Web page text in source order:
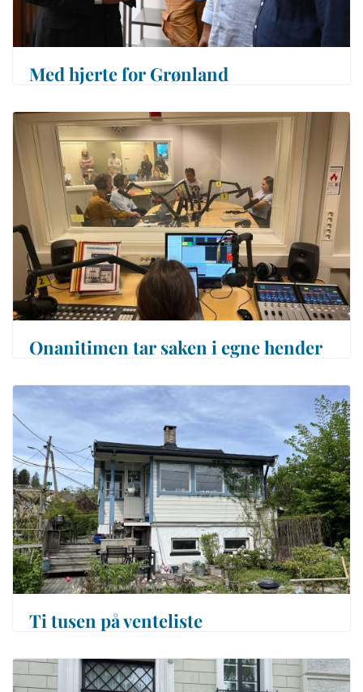
Med hjerte for Grønland
Onanitimen tar saken i egne hender
Ti tusen på venteliste